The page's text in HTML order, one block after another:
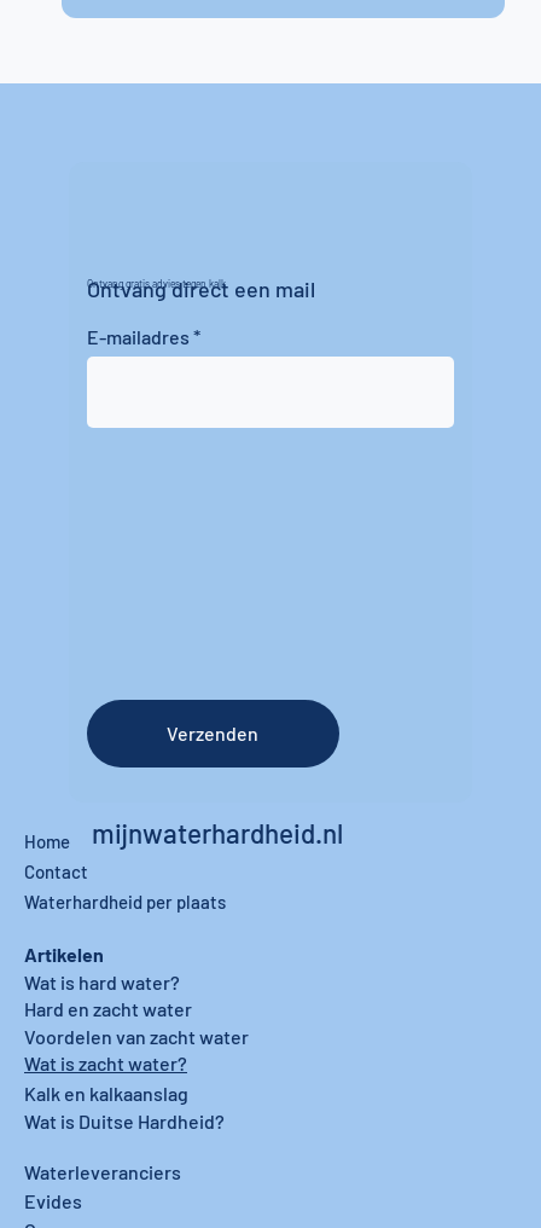
Ontvang gratis advies tegen kalk
Ontvang direct een mail
E-mailadres
Verzenden
mijnwaterhardheid.nl
Home
Contact
Waterhardheid per plaats
Waterleveranciers
Evides
Artikelen
Wat is hard water?
Hard en zacht water
Wat is zacht water?
Voordelen van zacht water
Kalk en kalkaanslag
Wat is Duitse Hardheid?